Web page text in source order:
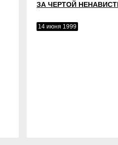
ЗА ЧЕРТОЙ
14 июня 1999